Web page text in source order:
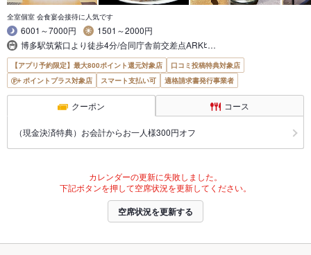
全室個室 会食宴会接待に人気です
6001～7000円
1501～2000円
博多駅筑紫口より徒歩4分/合同庁舎前交差点ARKﾋ…
【アプリ予約限定】最大800ポイント還元対象店
口コミ投稿特典対象店
ポイントプラス対象店
スマート支払い可 適格請求書発行事業者
クーポン コース
（現金決済特典）お会計からお一人様300円オフ
カレンダーの更新に失敗しました。
下記ボタンを押して空席状況を更新してください。
空席状況を更新する